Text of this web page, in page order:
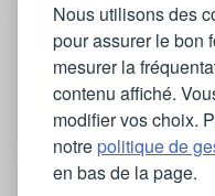
Nous utilisons des
pour assurer le bon
mesurer la
contenu affiché.
modifier vos choix.
notrepolitique de
en bas de la page.
01 42
Les dernières